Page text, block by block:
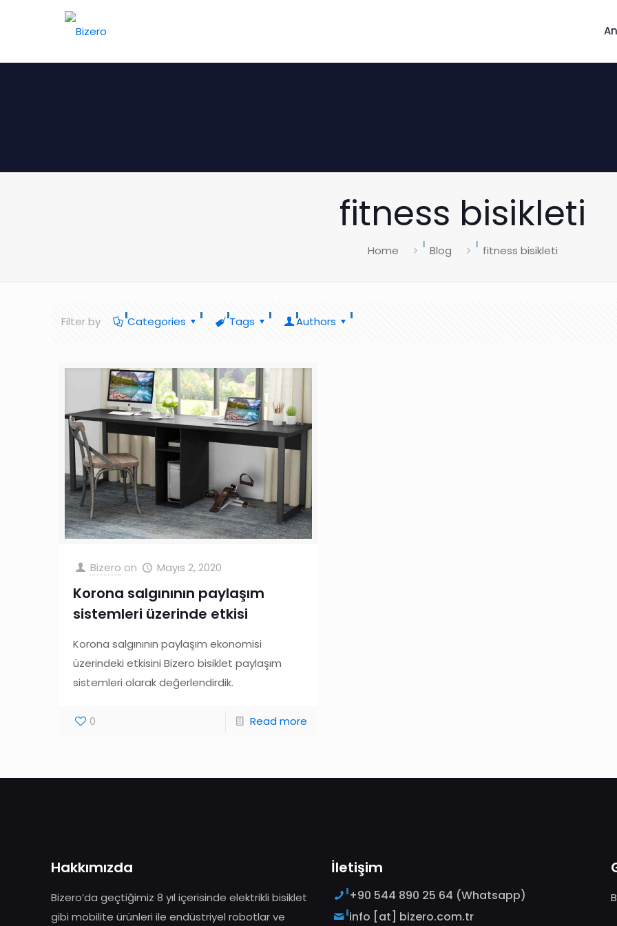
fitness bisikleti
Home Blog fitness bisikleti
Filter by Categories Tags Authors
Bizero on Mayıs 2, 2020
Korona salgınının paylaşım
sistemleri üzerinde etkisi
Korona salgınının paylaşım ekonomisi
üzerindeki etkisini Bizero bisiklet paylaşım
sistemleri olarak değerlendirdik.
0 Read more
Hakkımızda
Bizero’da geçtiğimiz 8 yıl içerisinde elektrikli bisiklet
gibi mobilite ürünleri ile endüstriyel robotlar ve
İletişim
+90 544 890 25 64 (Whatsapp)
info [at] bizero.com.tr